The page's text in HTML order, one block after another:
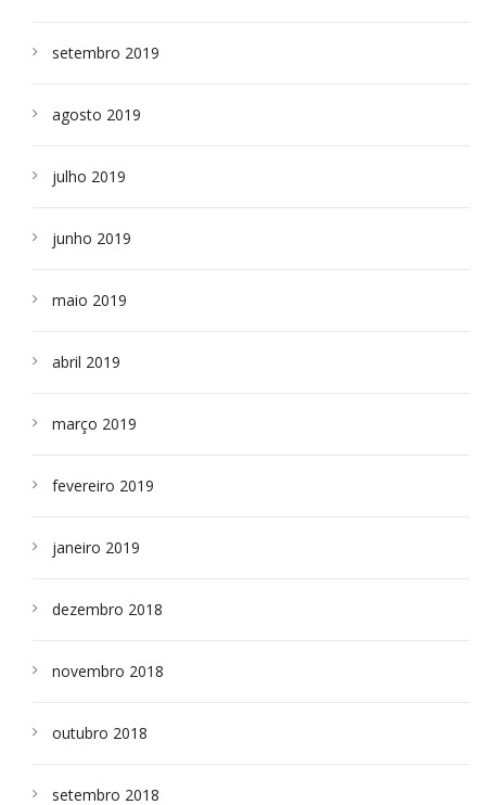
setembro 2019
agosto 2019
julho 2019
junho 2019
maio 2019
abril 2019
março 2019
fevereiro 2019
janeiro 2019
dezembro 2018
novembro 2018
outubro 2018
setembro 2018